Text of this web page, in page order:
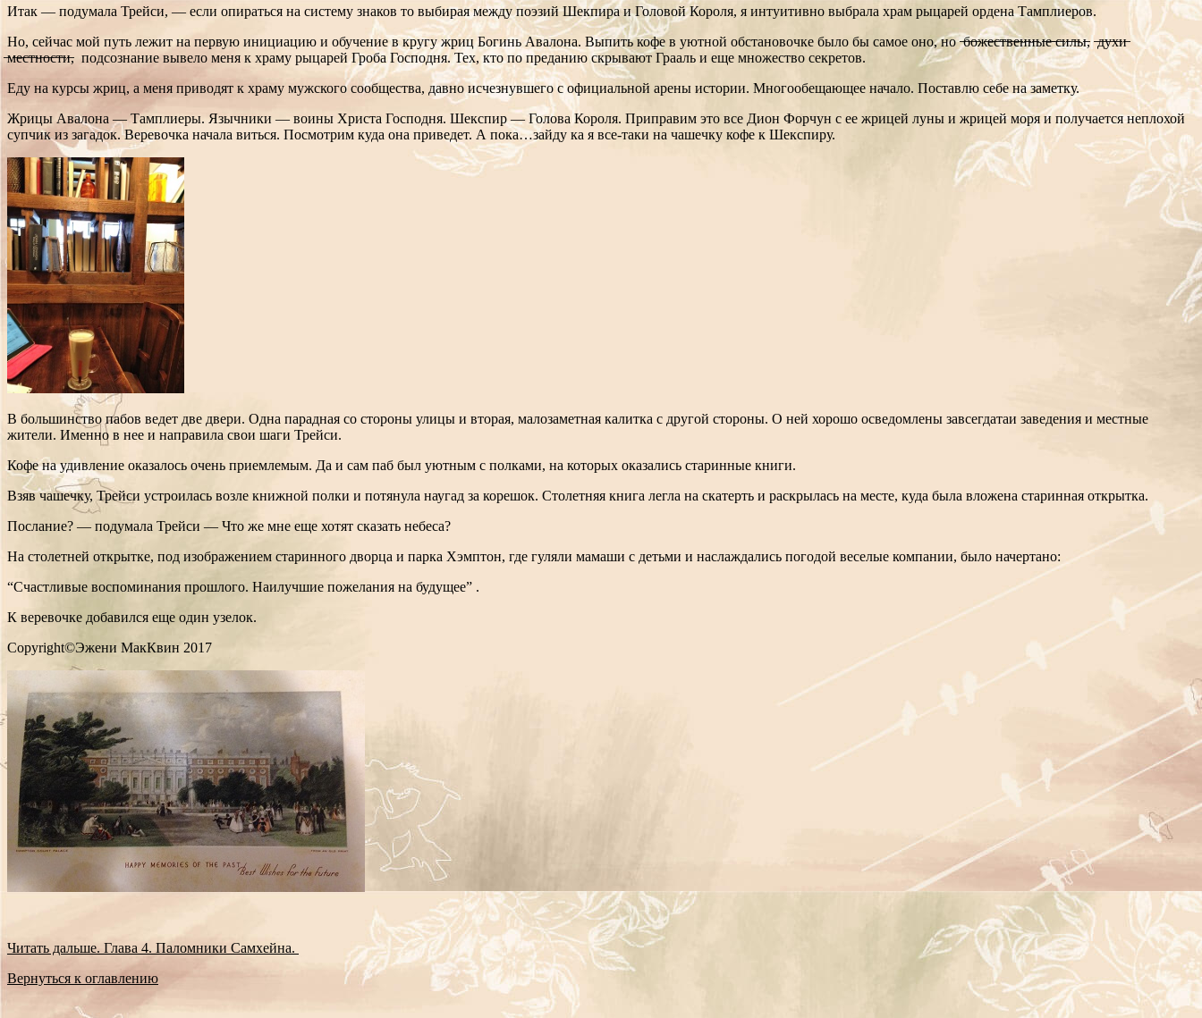
Итак — подумала Трейси, — если опираться на систему знаков то выбирая между поэзий Шекпира и Головой Короля, я интуитивно выбрала храм рыцарей ордена Тамплиеров.
Но, сейчас мой путь лежит на первую инициацию и обучение в кругу жриц Богинь Авалона. Выпить кофе в уютной обстановочке было бы самое оно, но ̶б̶о̶ж̶е̶с̶т̶в̶е̶н̶н̶ы̶е̶ ̶с̶и̶л̶ы̶, ̶д̶у̶х̶и̶
̶м̶е̶с̶т̶н̶о̶с̶т̶и̶, подсознание вывело меня к храму рыцарей Гроба Господня. Тех, кто по преданию скрывают Грааль и еще множество секретов.
Еду на курсы жриц, а меня приводят к храму мужского сообщества, давно исчезнувшего с официальной арены истории. Многообещающее начало. Поставлю себе на заметку.
Жрицы Авалона — Тамплиеры. Язычники — воины Христа Господня. Шекспир — Голова Короля. Приправим это все Дион Форчун с ее жрицей луны и жрицей моря и получается неплохой
супчик из загадок. Веревочка начала виться. Посмотрим куда она приведет. А пока…зайду ка я все-таки на чашечку кофе к Шекспиру.
В большинство пабов ведет две двери. Одна парадная со стороны улицы и вторая, малозаметная калитка с другой стороны. О ней хорошо осведомлены завсегдатаи заведения и местные
жители. Именно в нее и направила свои шаги Трейси.
Кофе на удивление оказалось очень приемлемым. Да и сам паб был уютным с полками, на которых оказались старинные книги.
Взяв чашечку, Трейси устроилась возле книжной полки и потянула наугад за корешок. Столетняя книга легла на скатерть и раскрылась на месте, куда была вложена старинная открытка.
Послание? — подумала Трейси — Что же мне еще хотят сказать небеса?
На столетней открытке, под изображением старинного дворца и парка Хэмптон, где гуляли мамаши с детьми и наслаждались погодой веселые компании, было начертано:
“Счастливые воспоминания прошлого. Наилучшие пожелания на будущее” .
К веревочке добавился еще один узелок.
Copyright©Эжени МакКвин 2017
Читать дальше. Глава 4. Паломники Самхейна.
Вернуться к оглавлению